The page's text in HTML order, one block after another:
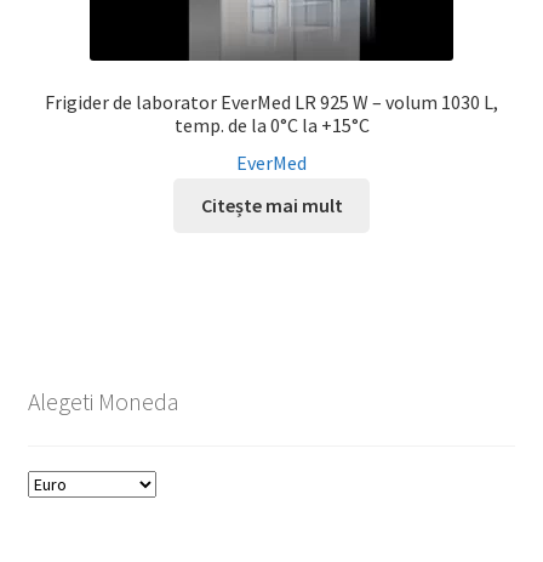
Frigider de laborator EverMed LR 925 W – volum 1030 L,
temp. de la 0°C la +15°C
EverMed
Citește mai mult
Alegeti Moneda